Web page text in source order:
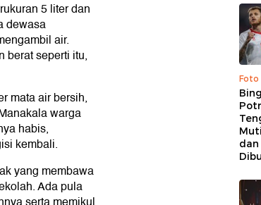
5 liter dan
dewasa
air.
berat seperti itu,
mata air bersih,
warga
habis,
kembali.
yang membawa
Ada pula
Foto